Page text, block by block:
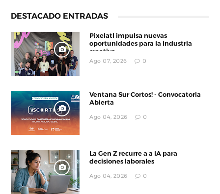
DESTACADO ENTRADAS
Pixelatl impulsa nuevas
oportunidades para la industria
creativa
Ago 07, 2026 0
Ventana Sur Cortos! - Convocatoria
Abierta
Ago 04, 2026 0
La Gen Z recurre a a IA para
decisiones laborales
Ago 04, 2026 0